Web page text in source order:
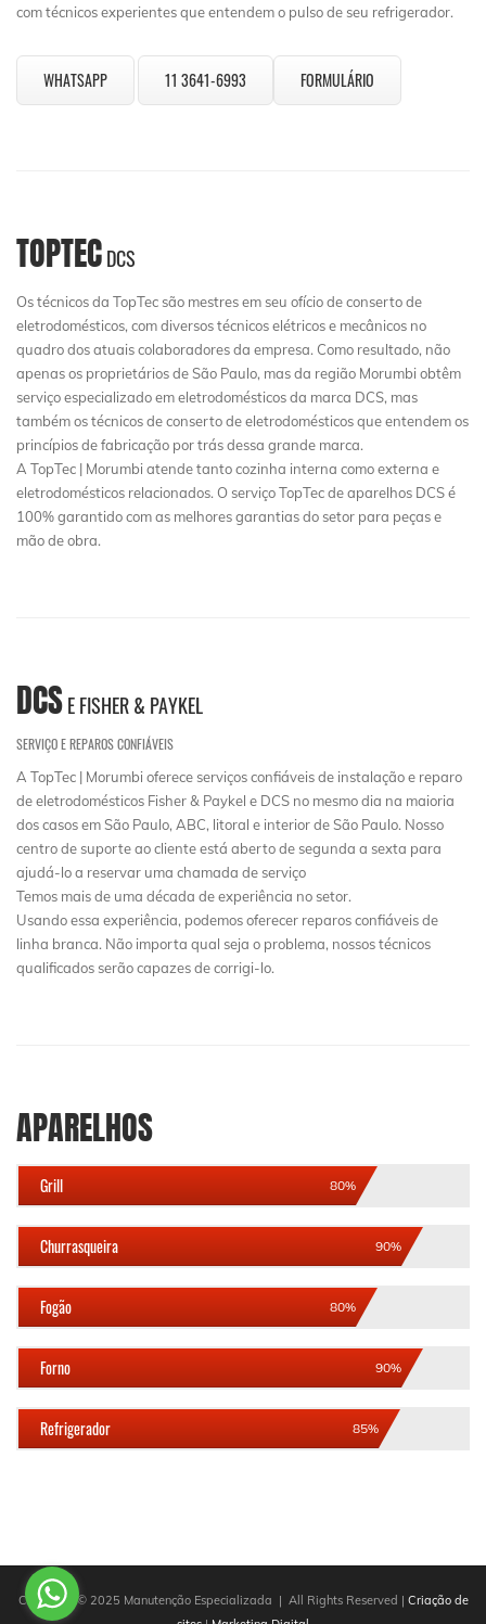
com técnicos experientes que entendem o pulso de seu refrigerador.
WHATSAPP 11 3641-6993 FORMULÁRIO
TOPTECDCS
Os técnicos da TopTec são mestres em seu ofício de conserto de
eletrodomésticos, com diversos técnicos elétricos e mecânicos no
quadro dos atuais colaboradores da empresa. Como resultado, não
apenas os proprietários de São Paulo, mas da região Morumbi obtêm
serviço especializado em eletrodomésticos da marca DCS, mas
também os técnicos de conserto de eletrodomésticos que entendem os
princípios de fabricação por trás dessa grande marca.
A TopTec | Morumbi atende tanto cozinha interna como externa e
eletrodomésticos relacionados. O serviço TopTec de aparelhos DCS é
100% garantido com as melhores garantias do setor para peças e
mão de obra.
DCSE FISHER & PAYKEL
SERVIÇO E REPAROS CONFIÁVEIS
A TopTec | Morumbi oferece serviços confiáveis de instalação e reparo
de eletrodomésticos Fisher & Paykel e DCS no mesmo dia na maioria
dos casos em São Paulo, ABC, litoral e interior de São Paulo. Nosso
centro de suporte ao cliente está aberto de segunda a sexta para
ajudá-lo a reservar uma chamada de serviço
Temos mais de uma década de experiência no setor.
Usando essa experiência, podemos oferecer reparos confiáveis ​​de
linha branca. Não importa qual seja o problema, nossos técnicos
qualificados serão capazes de corrigi-lo.
APARELHOS
Grill 80%
Churrasqueira 90%
Fogão 80%
Forno 90%
Refrigerador 85%
Copyright © 2025 Manutenção Especializada | All Rights Reserved | Criação de